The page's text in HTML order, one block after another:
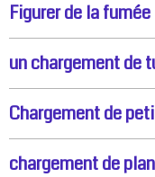
Figurer de la fumée
un chargement de
Chargement de
chargement de